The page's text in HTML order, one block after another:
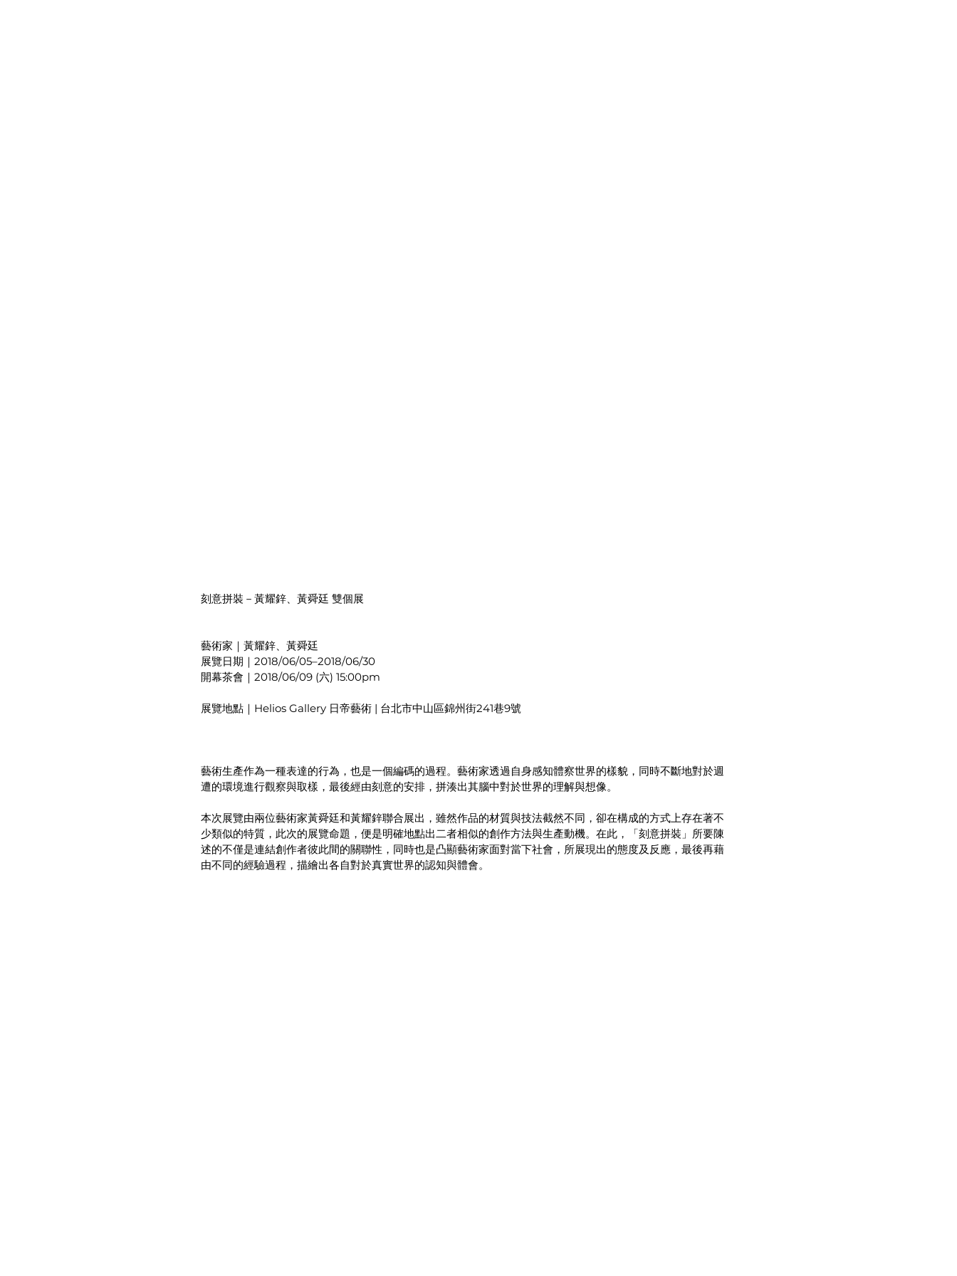
刻意拼裝－黃耀鋅、黃舜廷 雙個展
藝術家｜黃耀鋅、黃舜廷
展覽日期｜2018/06/05–2018/06/30
開幕茶會｜2018/06/09 (六) 15:00pm
展覽地點｜Helios Gallery 日帝藝術 | 台北市中山區錦州街241巷9號
藝術生產作為一種表達的行為，也是一個編碼的過程。藝術家透過自身感知體察世界的樣貌，同時不斷地對於週
遭的環境進行觀察與取樣，最後經由刻意的安排，拼湊出其腦中對於世界的理解與想像。
本次展覽由兩位藝術家黃舜廷和黃耀鋅聯合展出，雖然作品的材質與技法截然不同，卻在構成的方式上存在著不
少類似的特質，此次的展覽命題，便是明確地點出二者相似的創作方法與生產動機。在此，「刻意拼裝」所要陳
述的不僅是連結創作者彼此間的關聯性，同時也是凸顯藝術家面對當下社會，所展現出的態度及反應，最後再藉
由不同的經驗過程，描繪出各自對於真實世界的認知與體會。